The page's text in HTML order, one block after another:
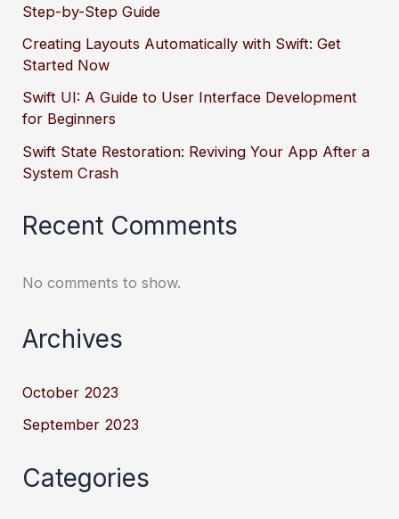
Step-by-Step Guide
Creating Layouts Automatically with Swift: Get
Started Now
Swift UI: A Guide to User Interface Development
for Beginners
Swift State Restoration: Reviving Your App After a
System Crash
Recent Comments
No comments to show.
Archives
October 2023
September 2023
Categories